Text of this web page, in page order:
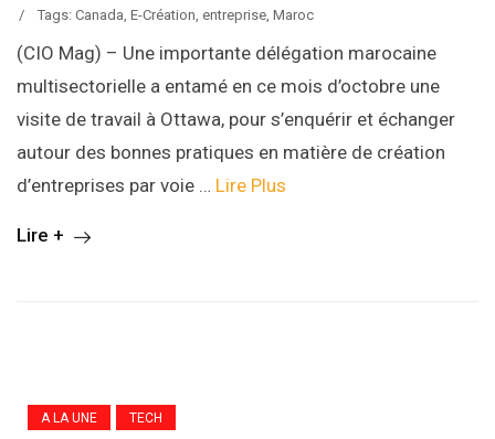
/
Tags: Canada, E-Création, entreprise, Maroc
(CIO Mag) – Une importante délégation marocaine
multisectorielle a entamé en ce mois d’octobre une
visite de travail à Ottawa, pour s’enquérir et échanger
autour des bonnes pratiques en matière de création
d’entreprises par voie … Lire Plus
Lire +
A LA UNE TECH